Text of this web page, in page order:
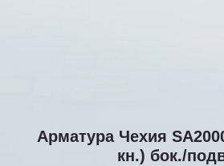
Арматура Чехия
кн.) бок./